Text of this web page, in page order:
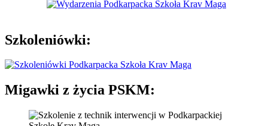
Szkoleniówki:
Migawki z życia PSKM: